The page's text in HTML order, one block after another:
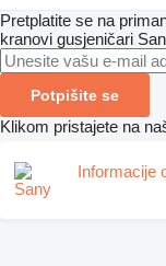
Pretplatite se na
kranovi gusjeničari
Potpišite se
Klikom pristajete na
Informacije